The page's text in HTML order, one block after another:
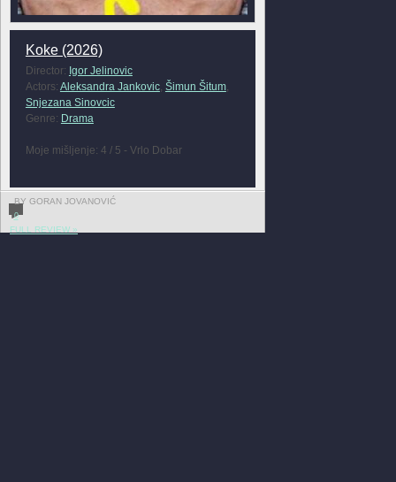
Koke (2026)
Director: Igor Jelinovic
Actors: Aleksandra Jankovic, Šimun Šitum,
Snjezana Sinovcic
Genre: Drama
Moje mišljenje: 4 / 5 - Vrlo Dobar
BY GORAN JOVANOVIĆ
0
FULL REVIEW »